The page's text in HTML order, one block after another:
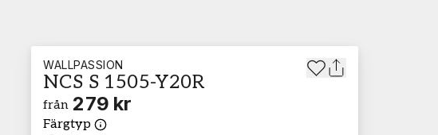
WALLPASSION
NCS S 1505-Y20R
från 279 kr
Färgtyp